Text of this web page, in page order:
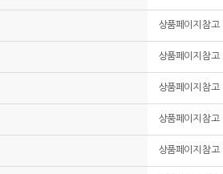
상품페이지 참고
상품페이지 참고
상품페이지 참고
상품페이지 참고
상품페이지 참고